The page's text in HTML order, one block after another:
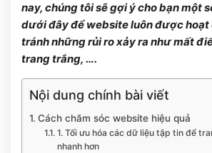
nay, chúng tôi sẽ gợi ý cho bạn một
dưới đây để website luôn được hoạt
tránh những rủi ro xảy ra như mất
trang trắng, ….
Nội dung chính bài viết
Cách chăm sóc website hiệu quả
1. Tối ưu hóa các dữ liệu tập tin để
nhanh hơn